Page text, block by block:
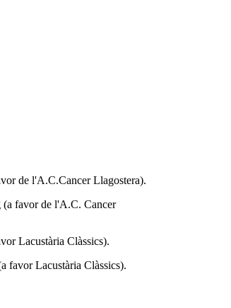
de l'A.C.Cancer Llagostera).
(a favor de l'A.C. Cancer
Lacustària Clàssics).
favor Lacustària Clàssics).